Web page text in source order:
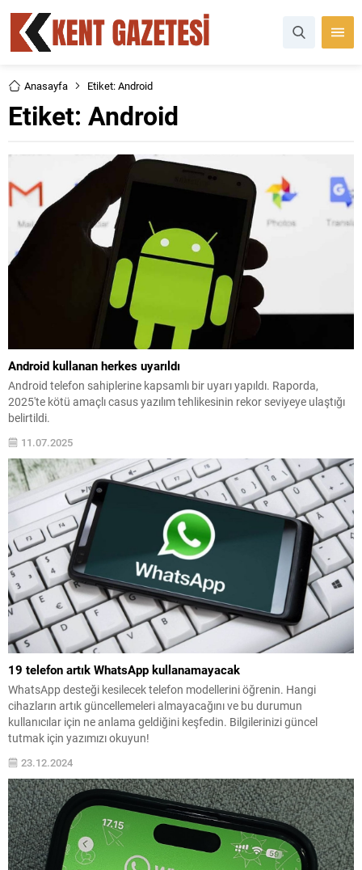
Anasayfa Etiket: Android
Etiket: Android
Android kullanan herkes uyarıldı
Android telefon sahiplerine kapsamlı bir uyarı yapıldı. Raporda,
2025'te kötü amaçlı casus yazılım tehlikesinin rekor seviyeye ulaştığı
belirtildi.
11.07.2025
19 telefon artık WhatsApp kullanamayacak
WhatsApp desteği kesilecek telefon modellerini öğrenin. Hangi
cihazların artık güncellemeleri almayacağını ve bu durumun
kullanıcılar için ne anlama geldiğini keşfedin. Bilgilerinizi güncel
tutmak için yazımızı okuyun!
23.12.2024